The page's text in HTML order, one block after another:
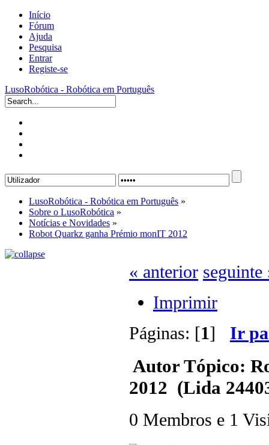
Início
Fórum
Ajuda
Pesquisa
Entrar
Registe-se
LusoRobótica - Robótica em Português
LusoRobótica - Robótica em Português »
Sobre o LusoRobótica »
Notícias e Novidades »
Robot Quarkz ganha Prémio monIT 2012
« anterior seguinte
Imprimir
Páginas: [1] Ir
AutorTópico:
2012 (Lida
0 Membros e 1